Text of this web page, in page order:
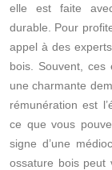
elle est faite
durable. Pour
appel à des
bois. Souvent, ces
une charmante
rémunération est
ce que vous
signe d’une
ossature bois peut